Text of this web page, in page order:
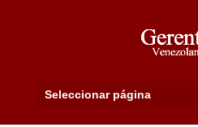
Seleccionar página